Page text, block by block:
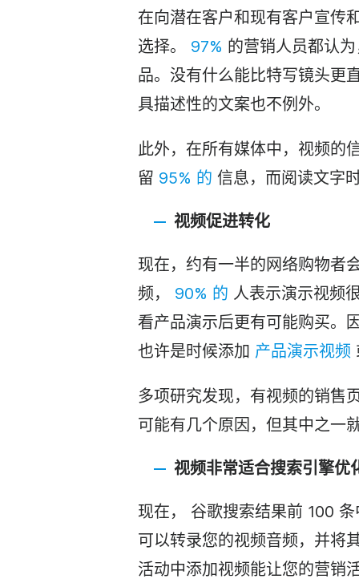
在向潜在客户和现有客户宣传
选择。 97% 的营销人员都认
品。没有什么能比特写镜头更
具描述性的文案也不例外。
此外，在所有媒体中，视频的
留 95% 的 信息，而阅读文字
视频促进转化
现在，约有一半的网络购物者
频， 90% 的 人表示演示视频
看产品演示后更有可能购买。
也许是时候添加 产品演示视频
多项研究发现，有视频的销售
可能有几个原因，但其中之一
视频非常适合搜索引擎优
现在， 谷歌搜索结果前 100 条
可以转录您的视频音频，并将
活动中添加视频能让您的营销